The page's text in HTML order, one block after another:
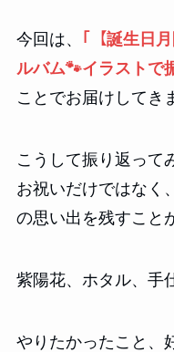
今回は、
｢【誕生日
ルバム🐾イラストで
ことでお届けしてき
こうして振り返って
お祝いだけではなく
の思い出を残すこと
紫陽花、ホタル、手
やりたかったこと、